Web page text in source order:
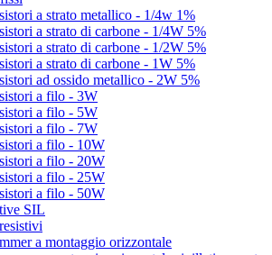
a strato metallico - 1/4w 1%
a strato di carbone - 1/4W 5%
a strato di carbone - 1/2W 5%
a strato di carbone - 1W 5%
ad ossido metallico - 2W 5%
a filo - 3W
a filo - 5W
a filo - 7W
a filo - 10W
a filo - 20W
a filo - 25W
a filo - 50W
SIL
a montaggio orizzontale